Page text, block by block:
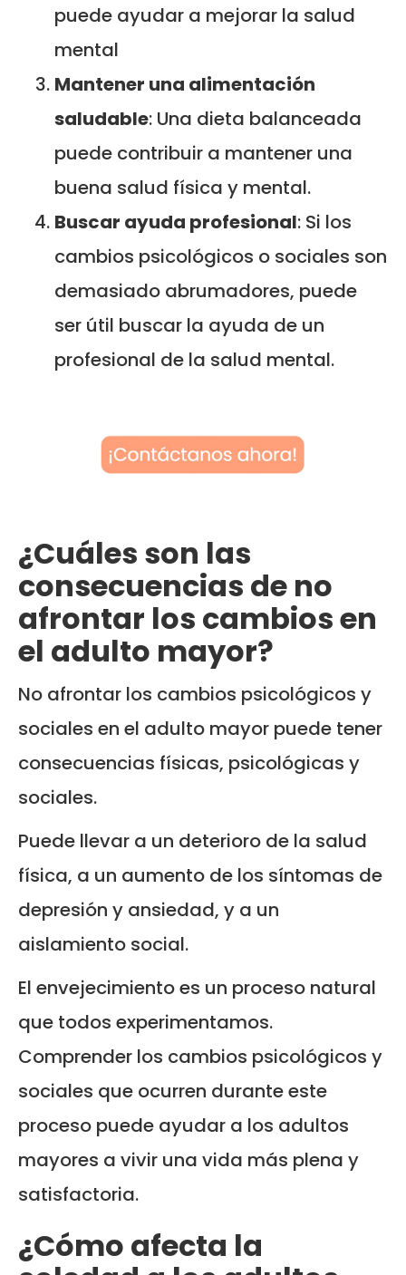
puede ayudar a mejorar la salud
mental
Mantener una alimentación
saludable: Una dieta balanceada
puede contribuir a mantener una
buena salud física y mental.
Buscar ayuda profesional: Si los
cambios psicológicos o sociales son
demasiado abrumadores, puede
ser útil buscar la ayuda de un
profesional de la salud mental.
¿Cuáles son las
consecuencias de no
afrontar los cambios en
el adulto mayor?
No afrontar los cambios psicológicos y
sociales en el adulto mayor puede tener
consecuencias físicas, psicológicas y
sociales.
Puede llevar a un deterioro de la salud
física, a un aumento de los síntomas de
depresión y ansiedad, y a un
aislamiento social.
El envejecimiento es un proceso natural
que todos experimentamos.
Comprender los cambios psicológicos y
sociales que ocurren durante este
proceso puede ayudar a los adultos
mayores a vivir una vida más plena y
satisfactoria.
¿Cómo afecta la